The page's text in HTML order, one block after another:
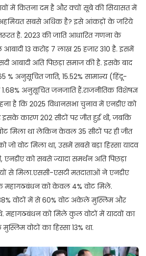
में कितना दम है और क्यों सूबे की सियासत में
अहमियत सबसे अधिक है? इसे आंकड़ों के जरिये
है. 2023 की जाति आधारित गणना के
13 करोड़ 7 लाख 25 हजार 310 है. इसमें
आबादी अति पिछड़ा समाज की है. इसके बाद
% अनुसूचित जाति, 15.52% सामान्य (हिंदू-
अनुसूचित जनजाति हैं.राजनीतिक विशेषज्ञ
है कि 2025 विधानसभा चुनाव में एनडीए को
इसके कारण 202 सीटों पर जीत हुई थी, जबकि
मिला था लेकिन केवल 35 सीटों पर ही जीत
जो वोट मिला था, उसमें सबसे बड़ा हिस्सा यादव
एनडीए को सबसे ज्यादा समर्थन अति पिछड़ा
से मिला.एससी-एसटी मतदाताओं ने एनडीए
महागठबंधन को केवल 4% वोट मिले.
वोटों में से 60% वोट अकेले मुस्लिम और
महागठबंधन को मिले कुल वोटों में यादवों का
वोटों का हिस्सा 13% था.